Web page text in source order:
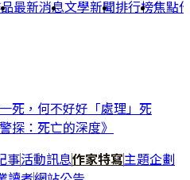
最新消息文學新聞排行榜焦點
死，何不好好「處理」死
：死亡的深度》
事活動訊息作家特寫主題企劃